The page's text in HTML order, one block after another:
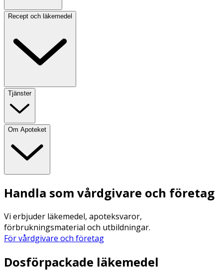
Recept och läkemedel
Tjänster
Om Apoteket
Handla som vårdgivare och företag
Vi erbjuder läkemedel, apoteksvaror,
förbrukningsmaterial och utbildningar.
För vårdgivare och företag
Dosförpackade läkemedel